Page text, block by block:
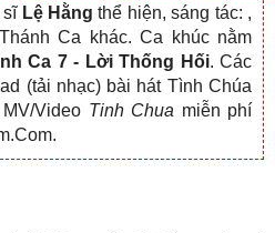
sĩ Lệ Hằng thể hiện, sáng tác: ,
Ca khác. Ca khúc nằm
Ca 7 - Lời Thống Hối. Các
(tải nhạc) bài hát Tình Chúa
Video Tinh Chua miễn phí